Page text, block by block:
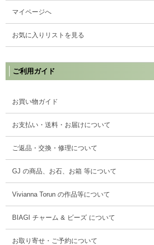
マイページへ
お気に入りリストを見る
ご利用ガイド
お買い物ガイド
お支払い・送料・お届けについて
ご返品・交換・修理について
GJ の商品、お石、お箱 等について
Vivianna Torun の作品等について
BIAGI チャーム & ビーズ について
お取り寄せ・ご予約について